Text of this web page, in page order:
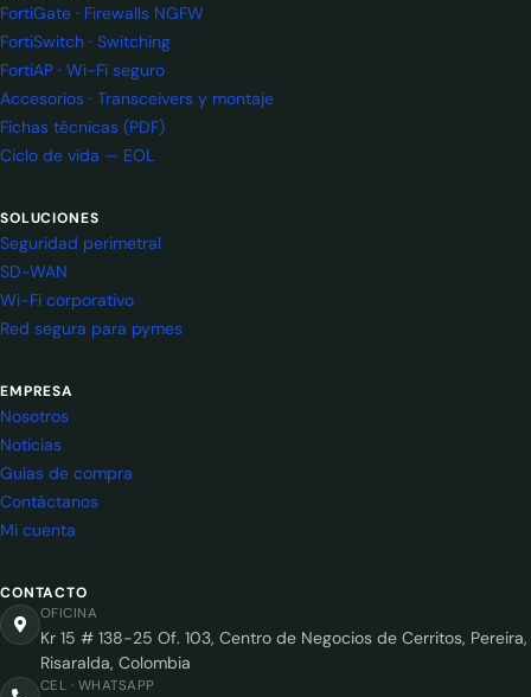
FortiGate · Firewalls NGFW
FortiSwitch · Switching
FortiAP · Wi-Fi seguro
Accesorios · Transceivers y montaje
Fichas técnicas (PDF)
Ciclo de vida — EOL
SOLUCIONES
Seguridad perimetral
SD-WAN
Wi-Fi corporativo
Red segura para pymes
EMPRESA
Nosotros
Noticias
Guías de compra
Contáctanos
Mi cuenta
CONTACTO
OFICINA
Kr 15 # 138-25 Of. 103, Centro de Negocios de Cerritos, Pereira,
Risaralda, Colombia
CEL · WHATSAPP